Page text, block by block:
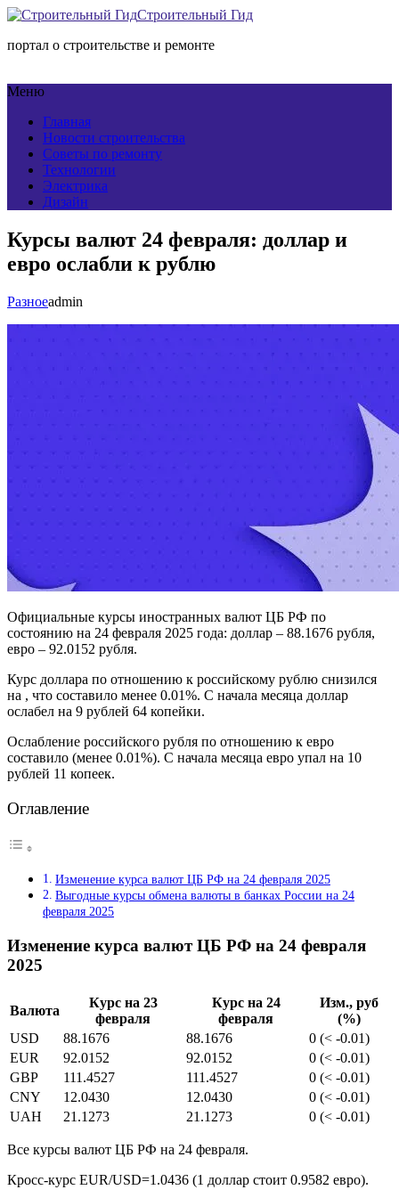
Строительный Гид
портал о строительстве и ремонте
Меню
Главная
Новости строительства
Советы по ремонту
Технологии
Электрика
Дизайн
Курсы валют 24 февраля: доллар и
евро ослабли к рублю
Разноеadmin
Официальные курсы иностранных валют ЦБ РФ по
состоянию на 24 февраля 2025 года: доллар – 88.1676 рубля,
евро – 92.0152 рубля.
Курс доллара по отношению к российскому рублю снизился
на , что составило менее 0.01%. С начала месяца доллар
ослабел на 9 рублей 64 копейки.
Ослабление российского рубля по отношению к евро
составило (менее 0.01%). С начала месяца евро упал на 10
рублей 11 копеек.
Оглавление
Изменение курса валют ЦБ РФ на 24 февраля 2025
Выгодные курсы обмена валюты в банках России на 24
февраля 2025
Изменение курса валют ЦБ РФ на 24 февраля
2025
Валюта
Курс на 23
февраля
Курс на 24
февраля
Изм., руб
(%)
USD
88.1676 88.1676
0 (< -0.01)
EUR
92.0152 92.0152
0 (< -0.01)
GBP
111.4527 111.4527
0 (< -0.01)
CNY
12.0430 12.0430
0 (< -0.01)
UAH
21.1273 21.1273 0 (< -0.01)
Все курсы валют ЦБ РФ на 24 февраля.
Кросс-курс EUR/USD=1.0436 (1 доллар стоит 0.9582 евро).